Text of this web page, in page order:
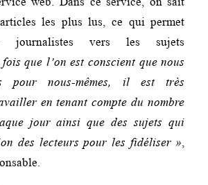
les plus lus, ce qui permet
journalistes vers les sujets
que l’on est conscient que nous
pour nous-mêmes, il est très
en tenant compte du nombre
jour ainsi que des sujets qui
des lecteurs pour les fidéliser »,